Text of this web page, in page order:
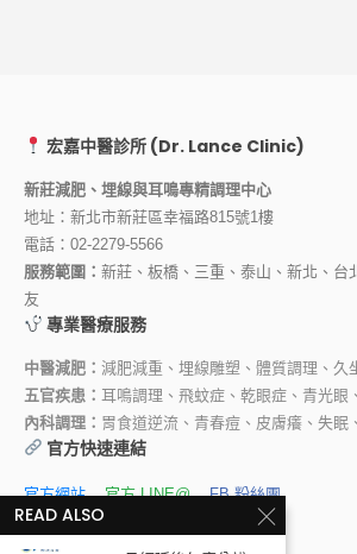
宏嘉中醫診所 (Dr. Lance Clinic)
新莊減肥、埋線與耳鳴專精調理中心
地址：新北市新莊區幸福路815號1樓
電話： 02-2279-5566
服務範圍： 新莊、板橋、三重、泰山、新北、台
友
專業醫療服務
中醫減肥： 減肥減重、埋線雕塑、體質調理、久
五官疾患： 耳鳴調理、飛蚊症、乾眼症、青光眼
內科調理： 胃食道逆流、青春痘、皮膚癢、失眠
官方快速連結
官方網站 官方 LINE@
FB 粉絲團
READ ALSO